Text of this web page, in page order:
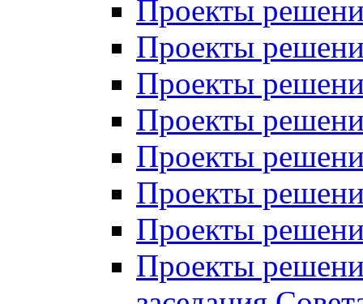
Проекты
Проекты
Проекты
Проекты
Проекты
Проекты
Проекты
Проекты